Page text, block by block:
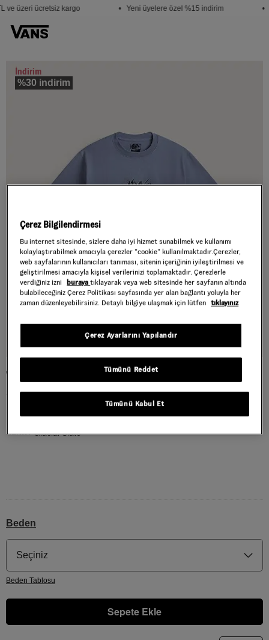
ve üzeri ücretsiz kargo • Yeni üyelere özel %15 indirim •
İndirim
%30 indirim
WILD CIRCLE TİŞÖRT
Style : VN000SY0FOI1
1.799,00 TL
RENK : Glacial Slate
Beden
Seçiniz
Beden Tablosu
Sepete Ekle
Çerez Bilgilendirmesi
Bu internet sitesinde, sizlere daha iyi hizmet sunabilmek ve kullanımı
kolaylaştırabilmek amacıyla çerezler ”cookie” kullanılmaktadır.Çerezler,
web sayfalarının kullanıcıları tanıması, sitenin içeriğinin iyileştirilmesi ve
geliştirilmesi amacıyla kişisel verilerinizi toplamaktadır. Çerezlerle
verdiğiniz izni
burayatıklayarak veya web sitesinde her sayfanın altında
bulabileceğiniz Çerez Politikası sayfasında yer alan bağlantı yoluyla her
zaman düzenleyebilirsiniz. Detaylı bilgiye ulaşmak için lütfen tıklayınız
Tümünü Reddet
Tümünü Kabul Et
Çerez Ayarlarını Yapılandır